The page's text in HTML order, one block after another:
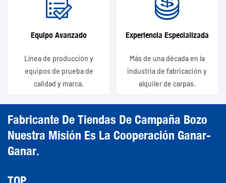
Equipo Avanzado
Línea de producción y
equipos de prueba de
calidad y marca.
Experiencia Especializada
Más de una década en la
industria de fabricación y
alquiler de carpas.
Fabricante De Tiendas De Campaña Bozo
Nuestra Misión Es La Cooperación Ganar-
Ganar.